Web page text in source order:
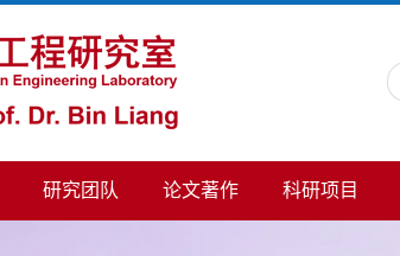
研究团队 论文著作 科研项目